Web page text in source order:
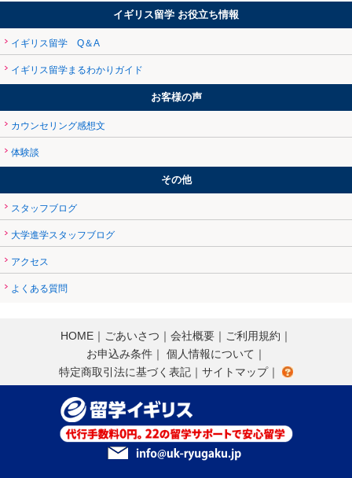
イギリス留学 お役立ち情報
イギリス留学 Q＆A
イギリス留学まるわかりガイド
お客様の声
カウンセリング感想文
体験談
その他
スタッフブログ
大学進学スタッフブログ
アクセス
よくある質問
HOME ごあいさつ 会社概要 ご利用規約
お申込み条件
個人情報について
特定商取引法に基づく表記
サイトマップ